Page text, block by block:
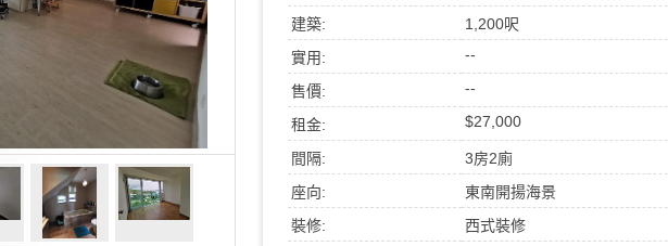
建築:
1,200呎
實用:
--
售價: --
租金: $27,000
間隔:
3房2廁
座向:
東南開揚海景
裝修:
西式裝修